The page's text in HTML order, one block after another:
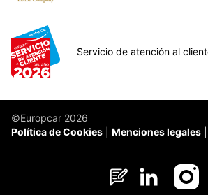
Servicio de atención al
©Europcar 2026
Política de Cookies
Menciones legales